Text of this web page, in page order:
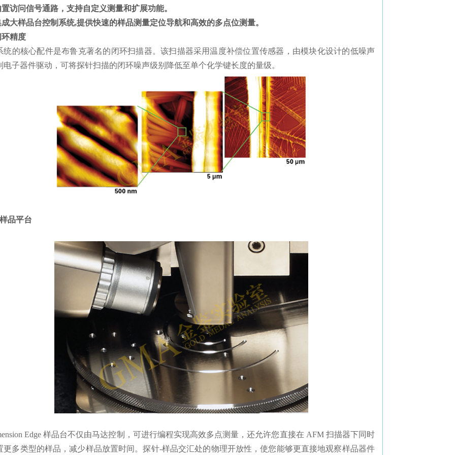
访问信号通路，支持自定义测量和扩展功能。
大样品台控制系统,提供快速的样品测量定位导航和高效的多点位测量。
精度
统的核心配件是布鲁克著名的闭环扫描器。该扫描器采用温度补偿位置传感器，由模块化设计的低噪声
电子器件驱动，可将探针扫描的闭环噪声级别降低至单个化学键长度的量级。
品平台
Edge 样品台不仅由马达控制，可进行编程实现高效多点测量，还允许您直接在 AFM 扫描器下同时
更多类型的样品，减少样品放置时间。探针-样品交汇处的物理开放性，使您能够更直接地观察样品器件